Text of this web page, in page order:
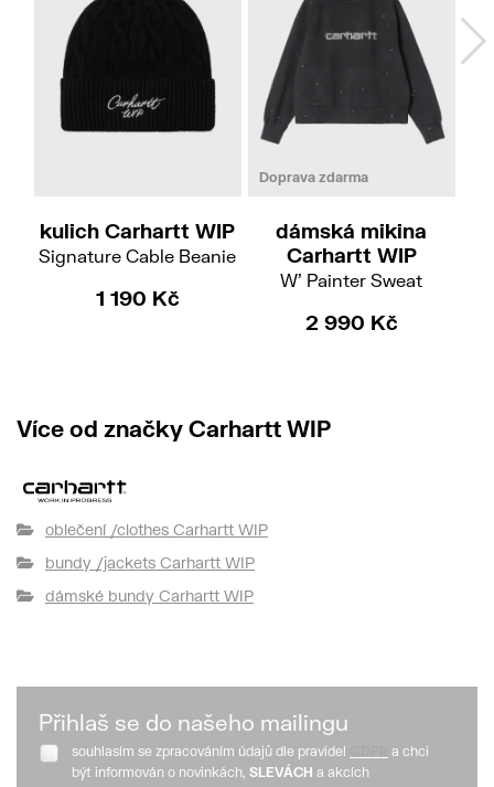
kulich Carhartt WIP
Signature Cable Beanie
1 190 Kč
Doprava zdarma
XSS
dámská mikina
Carhartt WIP
W' Painter Sweat
2 990 Kč
Více od značky Carhartt WIP
oblečení /clothes Carhartt WIP
bundy /jackets Carhartt WIP
dámské bundy Carhartt WIP
Přihlaš se do našeho mailingu
souhlasím se zpracováním údajů dle pravidel
a chci
být informován o novinkách, SLEVÁCH a akcích